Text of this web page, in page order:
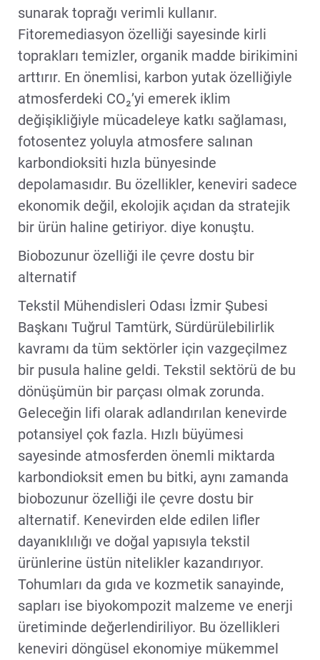
sunarak toprağı verimli kullanır.
Fitoremediasyon özelliği sayesinde kirli
toprakları temizler, organik madde birikimini
arttırır. En önemlisi, karbon yutak özelliğiyle
atmosferdeki CO₂’yi emerek iklim
değişikliğiyle mücadeleye katkı sağlaması,
fotosentez yoluyla atmosfere salınan
karbondioksiti hızla bünyesinde
depolamasıdır. Bu özellikler, keneviri sadece
ekonomik değil, ekolojik açıdan da stratejik
bir ürün haline getiriyor. diye konuştu.
Biobozunur özelliği ile çevre dostu bir
alternatif
Tekstil Mühendisleri Odası İzmir Şubesi
Başkanı Tuğrul Tamtürk, Sürdürülebilirlik
kavramı da tüm sektörler için vazgeçilmez
bir pusula haline geldi. Tekstil sektörü de bu
dönüşümün bir parçası olmak zorunda.
Geleceğin lifi olarak adlandırılan kenevirde
potansiyel çok fazla. Hızlı büyümesi
sayesinde atmosferden önemli miktarda
karbondioksit emen bu bitki, aynı zamanda
biobozunur özelliği ile çevre dostu bir
alternatif. Kenevirden elde edilen lifler
dayanıklılığı ve doğal yapısıyla tekstil
ürünlerine üstün nitelikler kazandırıyor.
Tohumları da gıda ve kozmetik sanayinde,
sapları ise biyokompozit malzeme ve enerji
üretiminde değerlendiriliyor. Bu özellikleri
keneviri döngüsel ekonomiye mükemmel